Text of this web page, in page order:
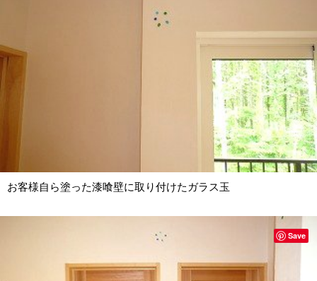
お客様自ら塗った漆喰壁に取り付けたガラス玉
Save